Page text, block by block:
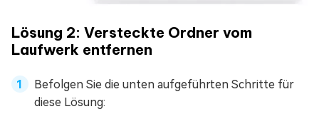
Lösung 2: Versteckte Ordner vom
Laufwerk entfernen
Befolgen Sie die unten aufgeführten Schritte für
diese Lösung: